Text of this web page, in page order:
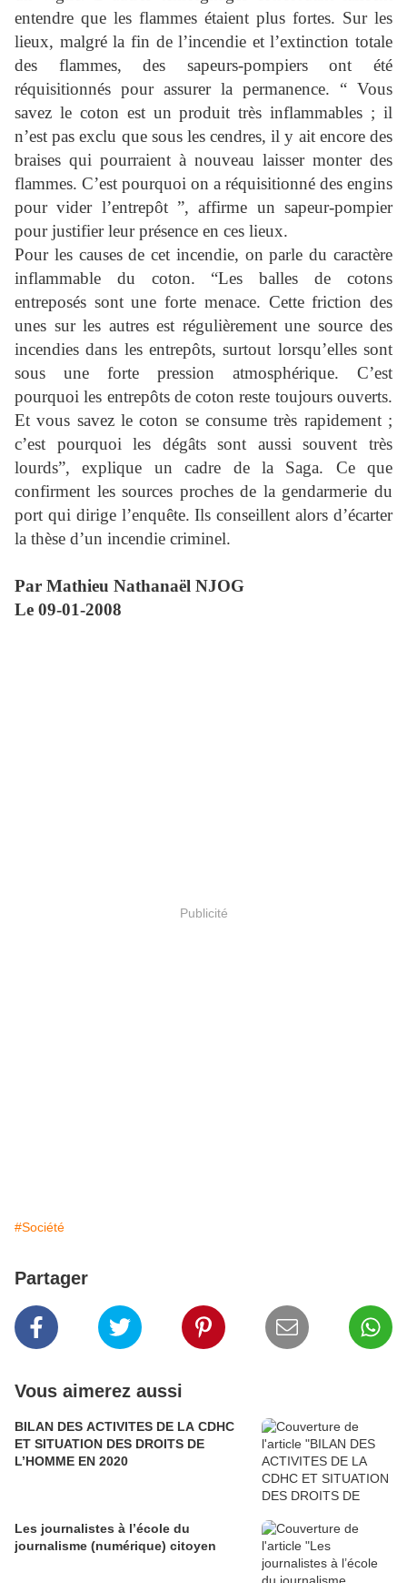
entendre que les flammes étaient plus fortes. Sur les
lieux, malgré la fin de l’incendie et l’extinction totale
des flammes, des sapeurs-pompiers ont été
réquisitionnés pour assurer la permanence. “ Vous
savez le coton est un produit très inflammables ; il
n’est pas exclu que sous les cendres, il y ait encore des
braises qui pourraient à nouveau laisser monter des
flammes. C’est pourquoi on a réquisitionné des engins
pour vider l’entrepôt ”, affirme un sapeur-pompier
pour justifier leur présence en ces lieux.
Pour les causes de cet incendie, on parle du caractère
inflammable du coton. “Les balles de cotons
entreposés sont une forte menace. Cette friction des
unes sur les autres est régulièrement une source des
incendies dans les entrepôts, surtout lorsqu’elles sont
sous une forte pression atmosphérique. C’est
pourquoi les entrepôts de coton reste toujours ouverts.
Et vous savez le coton se consume très rapidement ;
c’est pourquoi les dégâts sont aussi souvent très
lourds”, explique un cadre de la Saga. Ce que
confirment les sources proches de la gendarmerie du
port qui dirige l’enquête. Ils conseillent alors d’écarter
la thèse d’un incendie criminel.
Par Mathieu Nathanaël NJOG
Le 09-01-2008
Publicité
#Société
Partager
Vous aimerez aussi
BILAN DES ACTIVITES DE LA CDHC
ET SITUATION DES DROITS DE
L’HOMME EN 2020
Les journalistes à l’école du
journalisme (numérique) citoyen